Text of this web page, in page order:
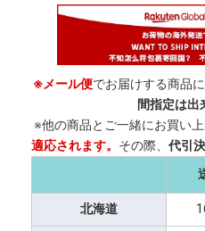
※メール便でお届けする商品
間指定は出
※他の商品とご一緒にお買い
適応されます。 その際、 代引
北海道